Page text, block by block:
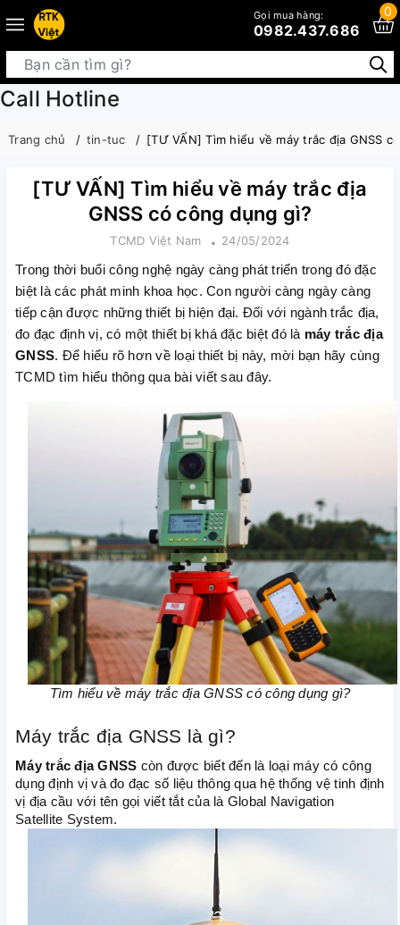
Gọi mua hàng:
0982.437.686
0
Call Hotline
Trang chủ tin-tuc [TƯ VẤN] Tìm hiểu về máy trắc địa GNSS
[TƯ VẤN] Tìm hiểu về máy trắc địa
GNSS có công dụng gì?
TCMD Việt Nam 24/05/2024
Trong thời buổi công nghệ ngày càng phát triển trong đó đặc
biệt là các phát minh khoa học. Con người càng ngày càng
tiếp cận được những thiết bị hiện đại. Đối với ngành trắc địa,
đo đạc định vị, có một thiết bị khá đặc biệt đó là máy trắc địa
GNSS. Để hiểu rõ hơn về loại thiết bị này, mời bạn hãy cùng
TCMD tìm hiểu thông qua bài viết sau đây.
Tìm hiểu về máy trắc địa GNSS có công dụng gì?
Máy trắc địa GNSS là gì?
Máy trắc địa GNSS còn được biết đến là loại máy có công
dụng định vị và đo đạc số liệu thông qua hệ thống vệ tinh định
vị địa cầu với tên gọi viết tắt của là Global Navigation
Satellite System.